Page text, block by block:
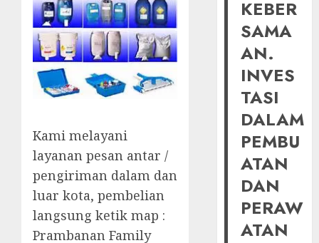
Kami melayani
layanan pesan antar /
pengiriman dalam dan
luar kota, pembelian
langsung ketik map :
Prambanan Family
KEBER
SAMA
AN.
INVES
TASI
DALAM
PEMBU
ATAN
DAN
PERAW
ATAN